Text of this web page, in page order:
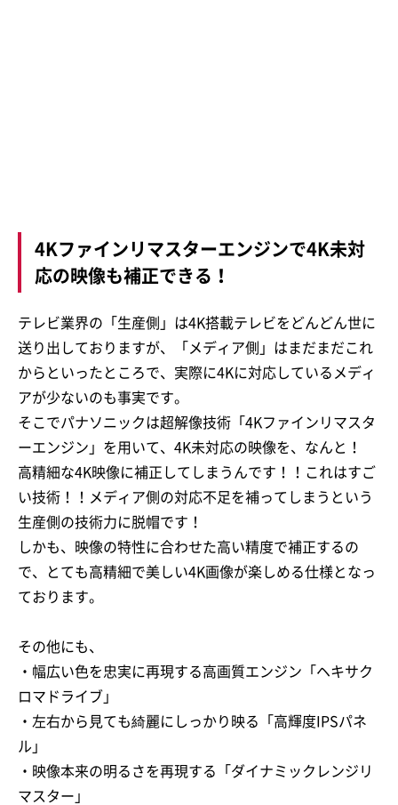
4Kファインリマスターエンジンで4K未対
応の映像も補正できる！
テレビ業界の「生産側」は4K搭載テレビをどんどん世に
送り出しておりますが、「メディア側」はまだまだこれ
からといったところで、実際に4Kに対応しているメディ
アが少ないのも事実です。
そこでパナソニックは超解像技術「4Kファインリマスタ
ーエンジン」を用いて、4K未対応の映像を、なんと！
高精細な4K映像に補正してしまうんです！！これはすご
い技術！！メディア側の対応不足を補ってしまうという
生産側の技術力に脱帽です！
しかも、映像の特性に合わせた高い精度で補正するの
で、とても高精細で美しい4K画像が楽しめる仕様となっ
ております。
その他にも、
・幅広い色を忠実に再現する高画質エンジン「ヘキサク
ロマドライブ」
・左右から見ても綺麗にしっかり映る「高輝度IPSパネ
ル」
・映像本来の明るさを再現する「ダイナミックレンジリ
マスター」